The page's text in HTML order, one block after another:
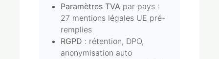
Paramètres TVA par pays :
27 mentions légales UE pré-
remplies
RGPD : rétention, DPO,
anonymisation auto